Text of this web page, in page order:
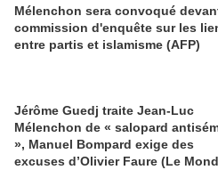
Mélenchon sera convoqué
commission d'enquête sur les
entre partis et islamisme (AFP)
Jérôme Guedj traite Jean-Luc
Mélenchon de « salopard
», Manuel Bompard exige des
excuses d’Olivier Faure (Le